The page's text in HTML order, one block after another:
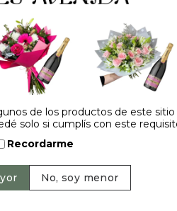
15 años
• Bodas
Valentín
de los productos de este
solo si cumplís con este
Recordarme